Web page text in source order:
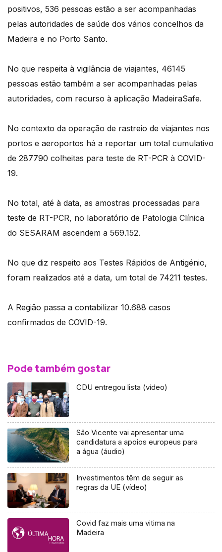
positivos, 536 pessoas estão a ser acompanhadas
pelas autoridades de saúde dos vários concelhos da
Madeira e no Porto Santo.
No que respeita à vigilância de viajantes, 46145
pessoas estão também a ser acompanhadas pelas
autoridades, com recurso à aplicação MadeiraSafe.
No contexto da operação de rastreio de viajantes nos
portos e aeroportos há a reportar um total cumulativo
de 287790 colheitas para teste de RT-PCR à COVID-
19.
No total, até à data, as amostras processadas para
teste de RT-PCR, no laboratório de Patologia Clínica
do SESARAM ascendem a 569.152.
No que diz respeito aos Testes Rápidos de Antigénio,
foram realizados até a data, um total de 74211 testes.
A Região passa a contabilizar 10.688 casos
confirmados de COVID-19.
Pode também gostar
CDU entregou lista (vídeo)
São Vicente vai apresentar uma
candidatura a apoios europeus para
a água (áudio)
Investimentos têm de seguir as
regras da UE (vídeo)
Covid faz mais uma vitima na
Madeira